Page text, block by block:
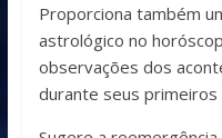
Proporciona também
astrológico no
observações dos
durante seus